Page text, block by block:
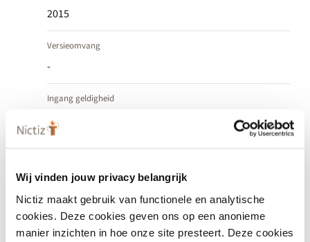
Wij vinden jouw privacy belangrijk
Nictiz maakt gebruik van functionele en analytische
cookies. Deze cookies geven ons op een anonieme
manier inzichten in hoe onze site presteert. Deze cookies
2015
Versieomvang
-
Ingang geldigheid
10 februari 2015
7 juli 2023
Status
Uitgefaseerd